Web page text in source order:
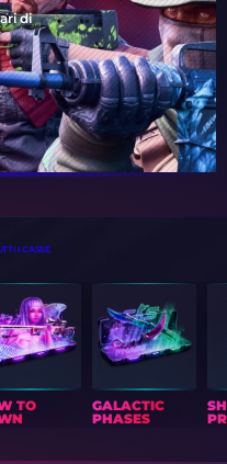
di
I CASSE
TO
GALACTIC
PHASES